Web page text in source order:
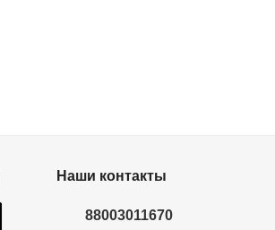
Наши контакты
88003011670